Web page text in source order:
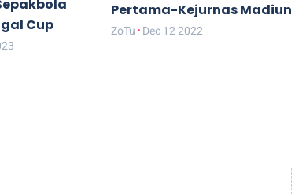
Cup
Pertama-Kejurnas Madiun
ZoTu Dec 12 2022